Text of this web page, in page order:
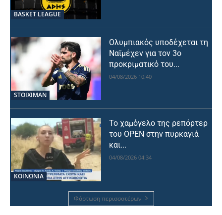
BASKET LEAGUE
STOIXIMAN
Ολυμπιακός υποδέχεται τη
Ναϊμέχεν για τον 3ο
προκριματικό του...
04/08/2026 10:40
ΚΟΙΝΩΝΙΑ
Το χαμόγελο της ρεπόρτερ
του OPEN στην πυρκαγιά
και...
04/08/2026 04:34
Φόρτωση περισσοτέρων